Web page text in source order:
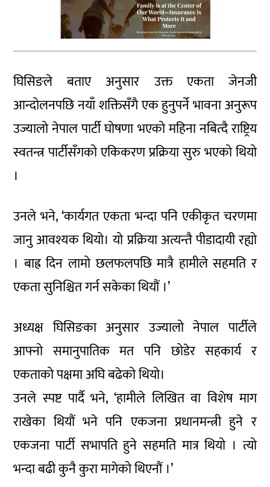
घिसिङले बताए अनुसार उक्त एकता जेनजी
आन्दोलनपछि नयाँ शक्तिसँगै एक हुनुपर्ने भावना अनुरूप
उज्यालो नेपाल पार्टी घोषणा भएको महिना नबित्दै राष्ट्रिय
स्वतन्त्र पार्टीसँगको एकिकरण प्रक्रिया सुरु भएको थियो
।
उनले भने, ‘कार्यगत एकता भन्दा पनि एकीकृत चरणमा
जानु आवश्यक थियो। यो प्रक्रिया अत्यन्तै पीडादायी रह्यो
। बाह्र दिन लामो छलफलपछि मात्रै हामीले सहमति र
एकता सुनिश्चित गर्न सकेका थियौं ।’
अध्यक्ष घिसिङका अनुसार उज्यालो नेपाल पार्टीले
आफ्नो समानुपातिक मत पनि छोडेर सहकार्य र
एकताको पक्षमा अघि बढेको थियो।
उनले स्पष्ट पार्दै भने, ‘हामीले लिखित वा विशेष माग
राखेका थियौं भने पनि एकजना प्रधानमन्त्री हुने र
एकजना पार्टी सभापति हुने सहमति मात्र थियो । त्यो
भन्दा बढी कुनै कुरा मागेको थिएनौं ।’